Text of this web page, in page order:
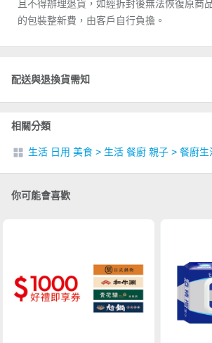
且不得辦理退貨，如經拆封後無法恢復原商
的包裝整新費，由客戶自行負擔。
配送與退換貨需知
相關分類
生活 日用 美食 > 生活 餐廚 親子 > 餐廚生
你可能會喜歡